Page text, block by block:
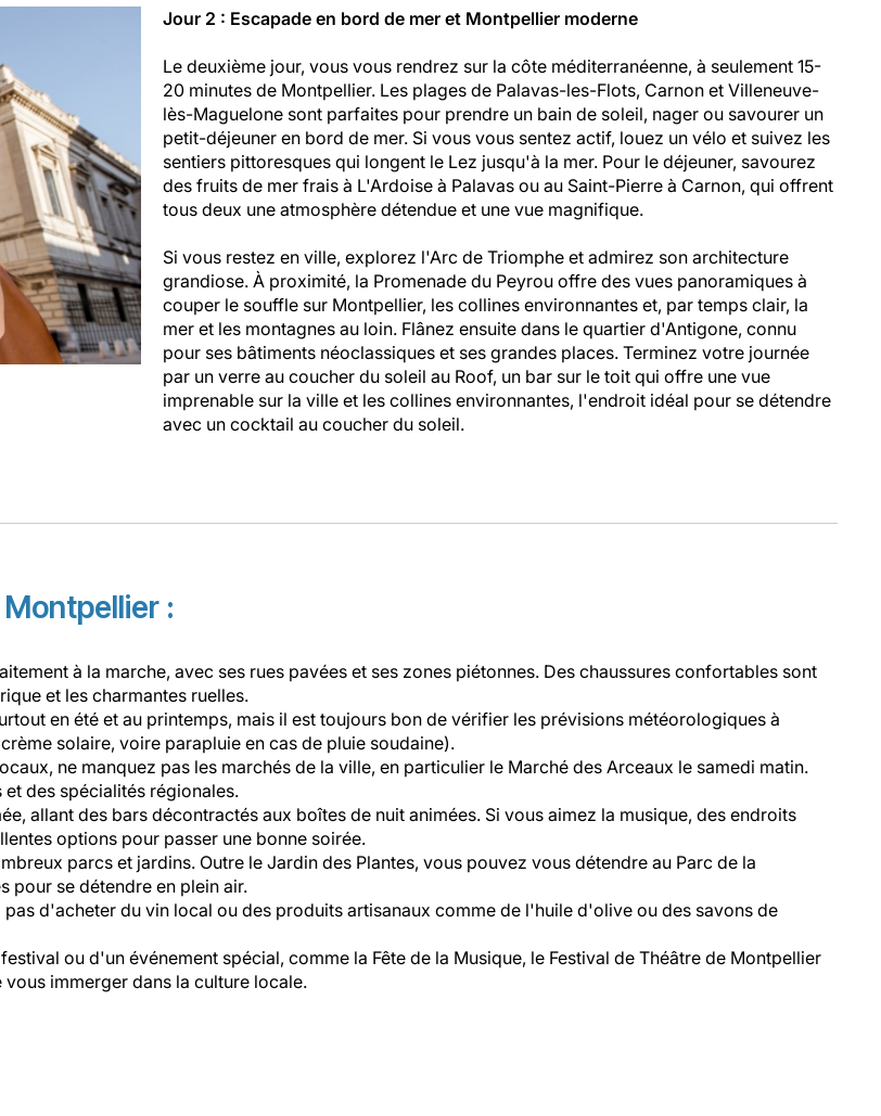
Jour 2 : Escapade en bord de mer et Montpellier moderne
Le deuxième jour, vous vous rendrez sur la côte méditerranéenne, à seulement 15-
20 minutes de Montpellier. Les plages de Palavas-les-Flots, Carnon et Villeneuve-
lès-Maguelone sont parfaites pour prendre un bain de soleil, nager ou savourer un
petit-déjeuner en bord de mer. Si vous vous sentez actif, louez un vélo et suivez les
sentiers pittoresques qui longent le Lez jusqu'à la mer. Pour le déjeuner, savourez
des fruits de mer frais à L'Ardoise à Palavas ou au Saint-Pierre à Carnon, qui offrent
tous deux une atmosphère détendue et une vue magnifique.
Si vous restez en ville, explorez l'Arc de Triomphe et admirez son architecture
grandiose. À proximité, la Promenade du Peyrou offre des vues panoramiques à
couper le souffle sur Montpellier, les collines environnantes et, par temps clair, la
mer et les montagnes au loin. Flânez ensuite dans le quartier d'Antigone, connu
pour ses bâtiments néoclassiques et ses grandes places. Terminez votre journée
par un verre au coucher du soleil au Roof, un bar sur le toit qui offre une vue
imprenable sur la ville et les collines environnantes, l'endroit idéal pour se détendre
avec un cocktail au coucher du soleil.
:
à la marche, avec ses rues pavées et ses zones piétonnes. Des chaussures confortables sont
et les charmantes ruelles.
en été et au printemps, mais il est toujours bon de vérifier les prévisions météorologiques à
solaire, voire parapluie en cas de pluie soudaine).
ne manquez pas les marchés de la ville, en particulier le Marché des Arceaux le samedi matin.
des spécialités régionales.
allant des bars décontractés aux boîtes de nuit animées. Si vous aimez la musique, des endroits
options pour passer une bonne soirée.
parcs et jardins. Outre le Jardin des Plantes, vous pouvez vous détendre au Parc de la
pour se détendre en plein air.
pas d'acheter du vin local ou des produits artisanaux comme de l'huile d'olive ou des savons de
ou d'un événement spécial, comme la Fête de la Musique, le Festival de Théâtre de Montpellier
immerger dans la culture locale.